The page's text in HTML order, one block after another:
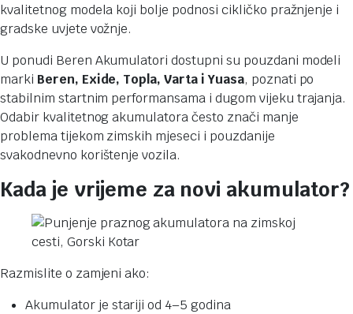
kvalitetnog modela koji bolje podnosi cikličko pražnjenje i
gradske uvjete vožnje.
U ponudi Beren Akumulatori dostupni su pouzdani modeli
marki Beren, Exide, Topla, Varta i Yuasa, poznati po
stabilnim startnim performansama i dugom vijeku trajanja.
Odabir kvalitetnog akumulatora često znači manje
problema tijekom zimskih mjeseci i pouzdanije
svakodnevno korištenje vozila.
Kada je vrijeme za novi akumulator?
Razmislite o zamjeni ako:
Akumulator je stariji od 4–5 godina